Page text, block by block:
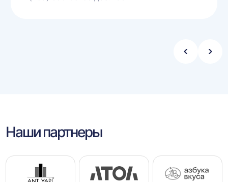
Стрелка
Наши партнеры